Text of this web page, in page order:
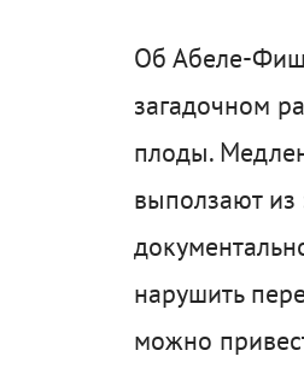
Об Абеле-
загадочном
плоды.
выползают
нарушить
можно